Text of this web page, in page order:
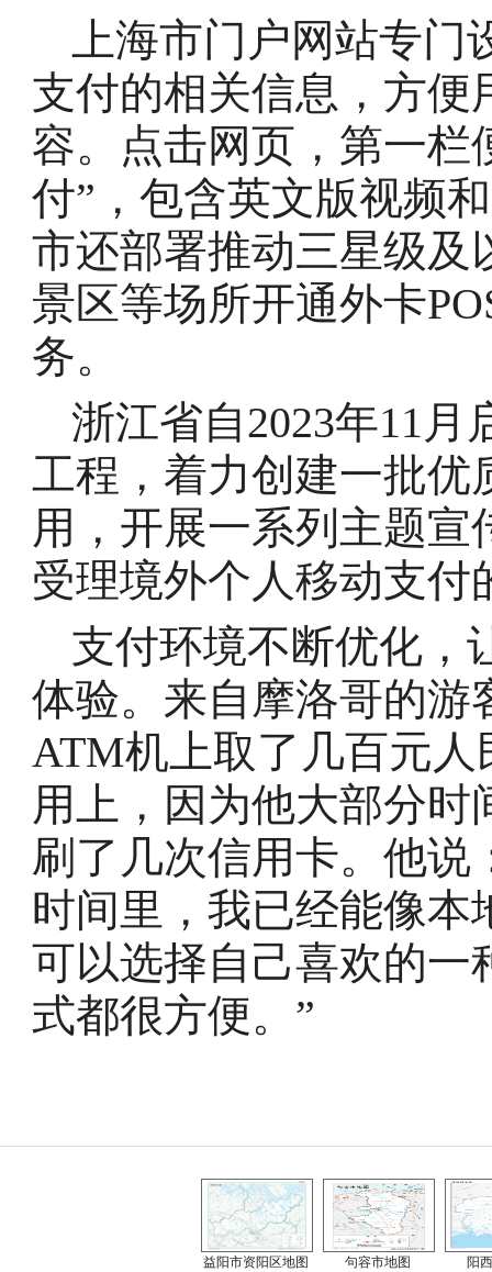
上海市门户网站专门
支付的相关信息，方便
容。点击网页，第一栏
付”，包含英文版视频
市还部署推动三星级及
景区等场所开通外卡
务。
浙江省自2023年11
工程，着力创建一批优
用，开展一系列主题
受理境外个人移动支付
支付环境不断优化，
体验。来自摩洛哥的游
ATM机上取了几百元
用上，因为他大部分
刷了几次信用卡。他说
时间里，我已经能像
可以选择自己喜欢的一
式都很方便。”
益阳市资阳区地图 句容市地图 阳